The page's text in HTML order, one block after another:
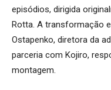
episódios, dirigida
Rotta. A transformação
Ostapenko, diretora da
parceria com Kojiro,
montagem.